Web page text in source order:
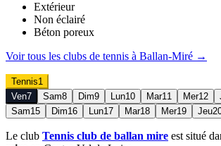
Extérieur
Non éclairé
Béton poreux
Voir tous les clubs de tennis à Ballan-Miré →
Tennis1
Ven7 Sam8 Dim9 Lun10 Mar11 Mer12
Sam15 Dim16 Lun17 Mar18 Mer19 Jeu
Le club Tennis club de ballan mire est situé